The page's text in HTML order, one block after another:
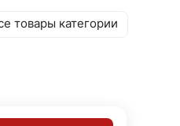
товары категории